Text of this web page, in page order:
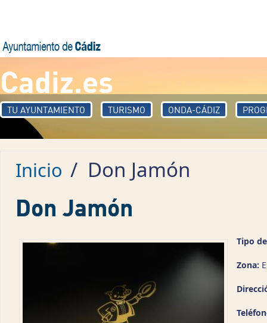
Cadiz.es
TU AYUNTAMIENTO TURISMO ONDA-CÁDIZ
Inicio / Don Jamón
Don Jamón
Tipo
Zona: